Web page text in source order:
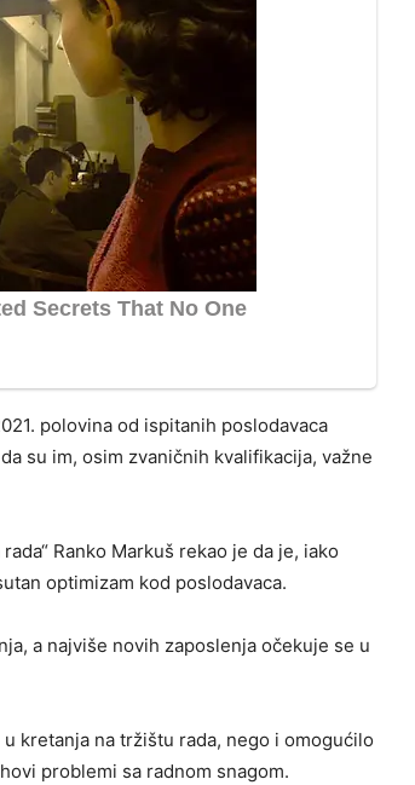
polovina od ispitanih poslodavaca
su im, osim zvaničnih kvalifikacija, važne
Ranko Markuš rekao je da je, iako
optimizam kod poslodavaca.
a najviše novih zaposlenja očekuje se u
kretanja na tržištu rada, nego i omogućilo
problemi sa radnom snagom.